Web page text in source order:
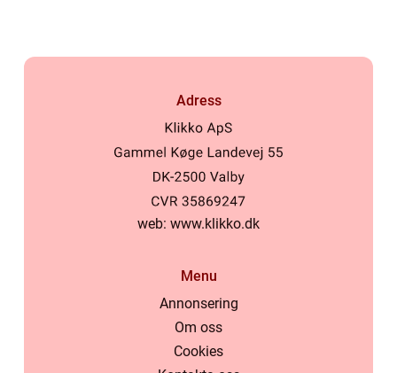
Adress
web: www.klikko.dk
Menu
Annonsering
Om oss
Cookies